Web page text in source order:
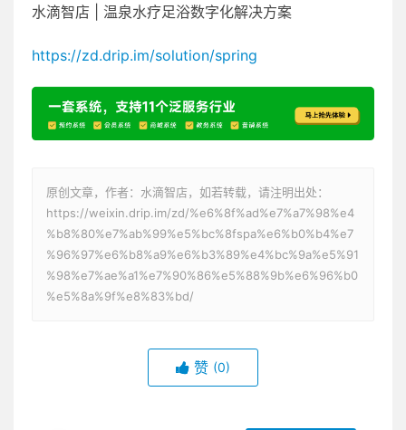
水滴智店 | 温泉水疗足浴数字化解决方案
https://zd.drip.im/solution/spring
原创文章，作者：水滴智店，如若转载，请注明出处：
https://weixin.drip.im/zd/%e6%8f%ad%e7%a7%98%e4
%b8%80%e7%ab%99%e5%bc%8fspa%e6%b0%b4%e7
%96%97%e6%b8%a9%e6%b3%89%e4%bc%9a%e5%91
%98%e7%ae%a1%e7%90%86%e5%88%9b%e6%96%b0
%e5%8a%9f%e8%83%bd/
赞 (0)